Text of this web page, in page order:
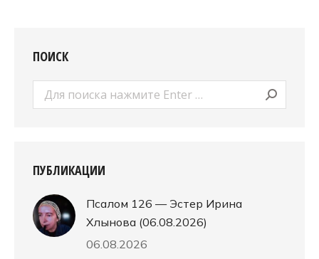
ПОИСК
Поиск:
ПУБЛИКАЦИИ
Псалом 126 — Эстер Ирина
Хлынова (06.08.2026)
06.08.2026